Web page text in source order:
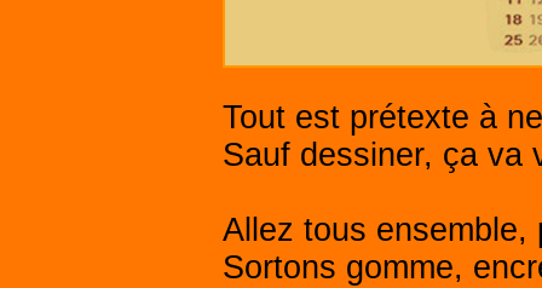
Tout est prétexte à
Sauf dessiner, ça va
Allez tous ensemble,
Sortons gomme,